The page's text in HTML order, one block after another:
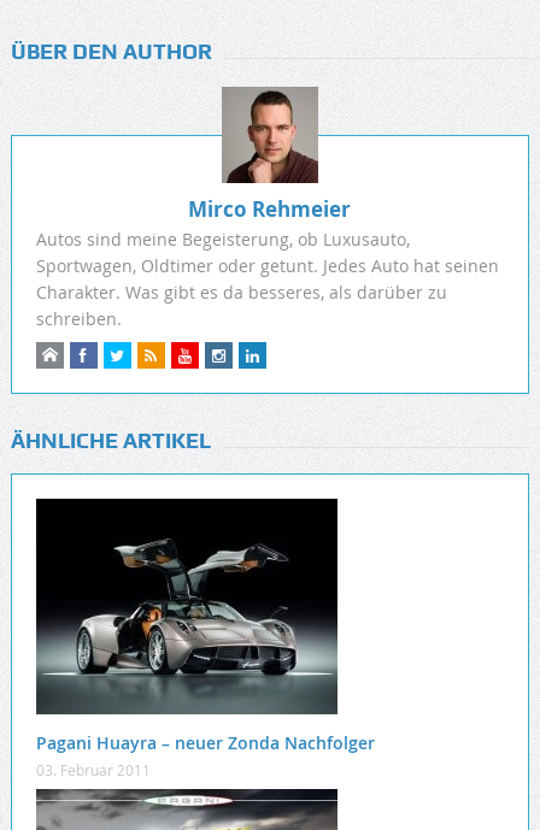
ÜBER DEN AUTHOR
Mirco Rehmeier
Autos sind meine Begeisterung, ob Luxusauto,
Sportwagen, Oldtimer oder getunt. Jedes Auto hat seinen
Charakter. Was gibt es da besseres, als darüber zu
schreiben.
ÄHNLICHE ARTIKEL
Pagani Huayra – neuer Zonda Nachfolger
03. Februar 2011